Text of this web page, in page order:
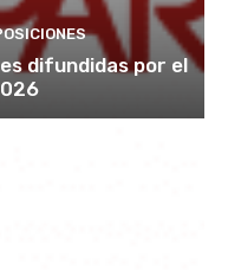
difundidas por el